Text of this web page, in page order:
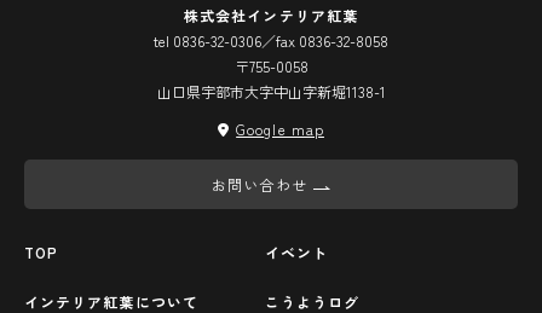
株式会社インテリア紅葉
tel 0836-32-0306／fax 0836-32-8058
〒755-0058
山口県宇部市大字中山字新堀1138-1
Google map
お問い合わせ
TOP
インテリア紅葉について
イベント
こうようログ